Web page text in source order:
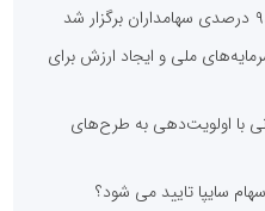
ملی و ایجاد ارزش برای
با اولویت‌دهی به طرح‌های
سایپا تایید می شود؟